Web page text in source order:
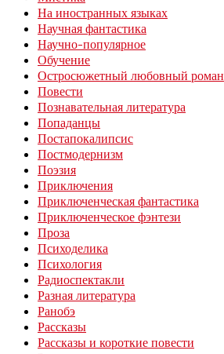
На иностранных языках
Научная фантастика
Научно-популярное
Обучение
Остросюжетный любовный роман
Повести
Познавательная литература
Попаданцы
Постапокалипсис
Постмодернизм
Поэзия
Приключения
Приключенческая фантастика
Приключенческое фэнтези
Проза
Психоделика
Психология
Радиоспектакли
Разная литература
Ранобэ
Рассказы
Рассказы и короткие повести